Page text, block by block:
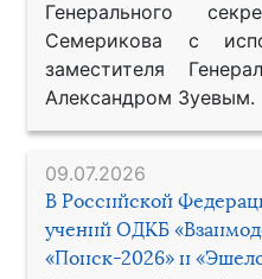
Генерального
Семерикова с
заместителя
Александром Зуевым.
09.07.2026
В Российской
учений ОДКБ
«Поиск-2026» и